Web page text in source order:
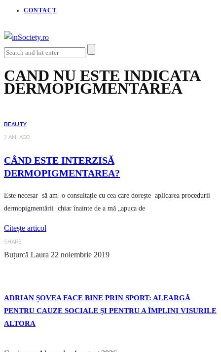
CONTACT
CAND NU ESTE INDICATA
DERMOPIGMENTAREA
BEAUTY
7 ANI AGO
CÂND ESTE INTERZISĂ
DERMOPIGMENTAREA?
Este necesar să am o consultație cu cea care dorește aplicarea procedurii
dermopigmentării chiar înainte de a mă „apuca de
Citește articol
SHARE
Buțurcă Laura 22 noiembrie 2019
ADRIAN ȘOVEA FACE BINE PRIN SPORT: ALEARGĂ
PENTRU CAUZE SOCIALE ȘI PENTRU A ÎMPLINI VISURILE
ALTORA